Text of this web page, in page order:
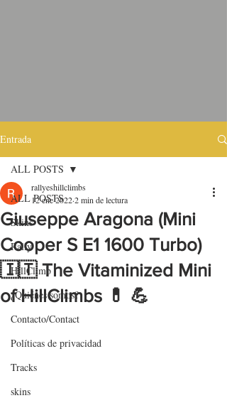
Entrada
ALL POSTS
Skins
Rally
HillClimb
¿Quiénes somos?
Contacto/Contact
Políticas de privacidad
Tracks
skins
ALL POSTS
Giuseppe Aragona (Mini
Cooper S E1 1600 Turbo)
🇮🇹 The Vitaminized Mini
of HillClimbs 💊 💪
rallyeshillclimbs
12 ene 20222 min de lectura